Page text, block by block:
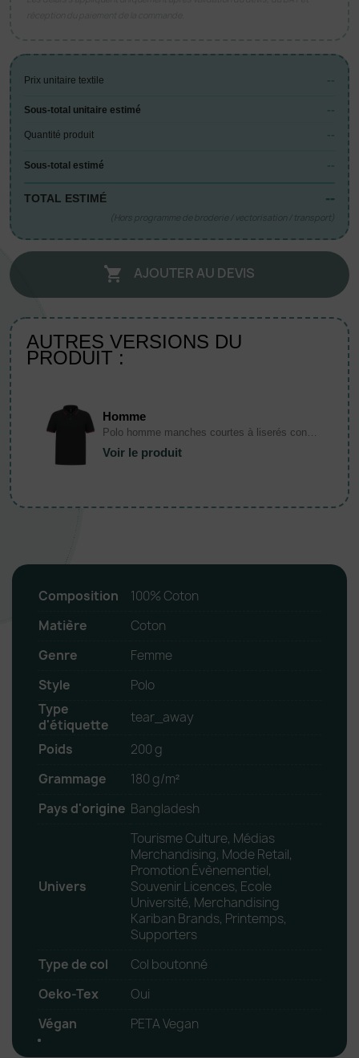
Prix unitaire textile --
Sous-total unitaire estimé --
Quantité produit --
Sous-total estimé --
TOTAL ESTIMÉ --
(Hors programme de broderie / vectorisation / transport)
 AJOUTER AU DEVIS
AUTRES VERSIONS DU
PRODUIT :
Homme
Polo homme manches courtes à liserés contrastés
Voir le produit
Composition
100% Coton
Matière
Coton
Genre
Femme
Style
Polo
Type
d'étiquette
tear_away
Poids
200 g
Grammage
180 g/m²
Pays d'origine Bangladesh
Univers
Tourisme Culture, Médias
Merchandising, Mode Retail,
Promotion Évènementiel,
Souvenir Licences, Ecole
Université, Merchandising
Kariban Brands, Printemps,
Supporters
Type de col
Col boutonné
Oeko-Tex
Oui
Végan
PETA Vegan